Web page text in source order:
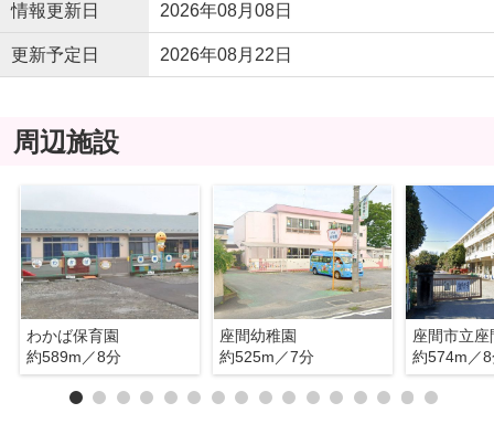
情報更新日 2026年08月08日
更新予定日 2026年08月22日
周辺施設
わかば保育園
約589m／8分
座間幼稚園
約525m／7分
座間市立座
約574m／